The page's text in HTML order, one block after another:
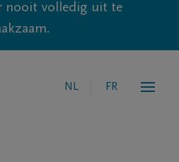
nooit volledig uit te
NL FR